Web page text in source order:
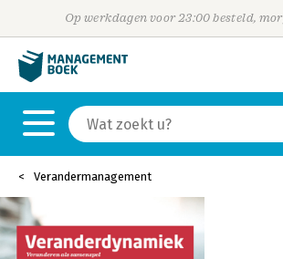
Op werkdagen voor 23:00 besteld,
Verandermanagement